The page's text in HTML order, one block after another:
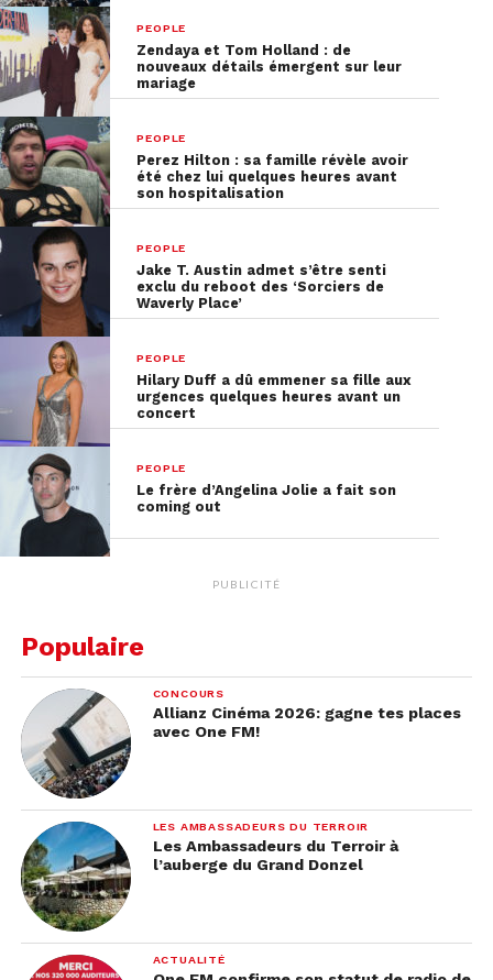
PEOPLE
Zendaya et Tom Holland : de
nouveaux détails émergent sur leur
mariage
PEOPLE
Perez Hilton : sa famille révèle avoir
été chez lui quelques heures avant
son hospitalisation
PEOPLE
Jake T. Austin admet s’être senti
exclu du reboot des ‘Sorciers de
Waverly Place’
PEOPLE
Hilary Duff a dû emmener sa fille aux
urgences quelques heures avant un
concert
PEOPLE
Le frère d’Angelina Jolie a fait son
coming out
PUBLICITÉ
Populaire
CONCOURS
Allianz Cinéma 2026: gagne tes places
avec One FM!
LES AMBASSADEURS DU TERROIR
Les Ambassadeurs du Terroir à
l’auberge du Grand Donzel
ACTUALITÉ